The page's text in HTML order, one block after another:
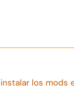
los mods